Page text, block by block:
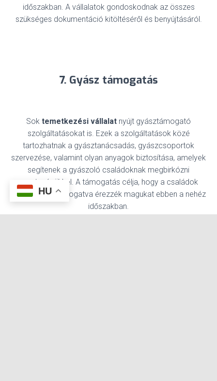
időszakban. A vállalatok gondoskodnak az összes
szükséges dokumentáció kitöltéséről és benyújtásáról.
7. Gyász támogatás
Sok temetkezési vállalat nyújt gyásztámogató
szolgáltatásokat is. Ezek a szolgáltatások közé
tartozhatnak a gyásztanácsadás, gyászcsoportok
szervezése, valamint olyan anyagok biztosítása, amelyek
segítenek a gyászoló családoknak megbirkózni
veszteségükkel. A támogatás célja, hogy a családok
érzelmileg is támogatva érezzék magukat ebben a nehéz
időszakban.
HU